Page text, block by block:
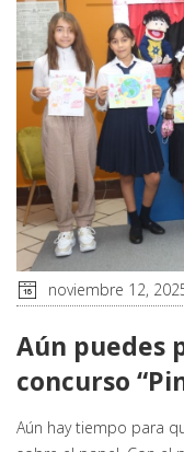
noviembre 12,
Aún puedes
concurso
Aún hay tiempo para